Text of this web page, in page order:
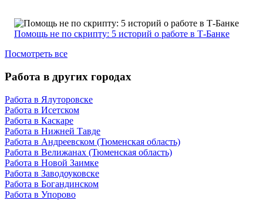
Помощь не по скрипту: 5 историй о работе в Т-Банке
Посмотреть все
Работа в других городах
Работа в Ялуторовске
Работа в Исетском
Работа в Каскаре
Работа в Нижней Тавде
Работа в Андреевском (Тюменская область)
Работа в Велижанах (Тюменская область)
Работа в Новой Заимке
Работа в Заводоуковске
Работа в Богандинском
Работа в Упорово